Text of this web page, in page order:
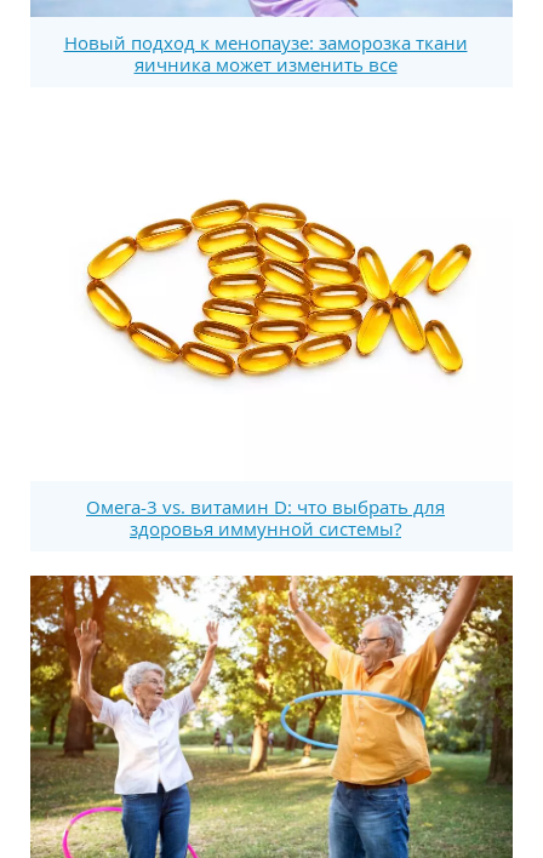
Новый подход к менопаузе: заморозка ткани
яичника может изменить все
Омега-3 vs. витамин D: что выбрать для
здоровья иммунной системы?